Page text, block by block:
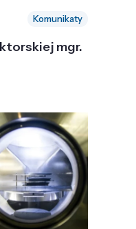
Komunikaty
mgr.